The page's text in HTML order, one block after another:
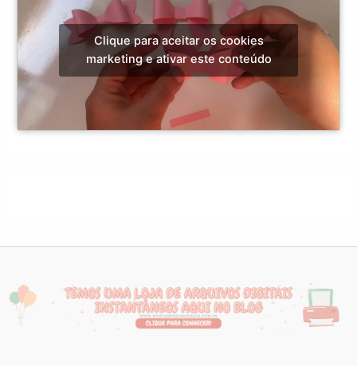
Clique para aceitar os cookies
marketing e ativar este conteúdo